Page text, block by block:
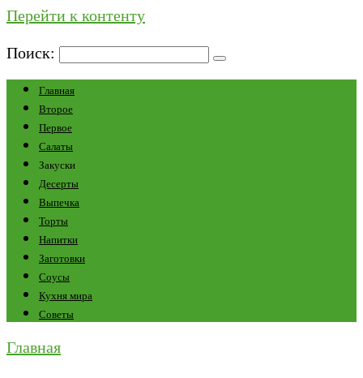
Перейти к контенту
Поиск:
Главная
Второе
Первое
Салаты
Закуски
Десерты
Выпечка
Торты
Напитки
Заготовки
Соусы
Кухня мира
Советы
Главная